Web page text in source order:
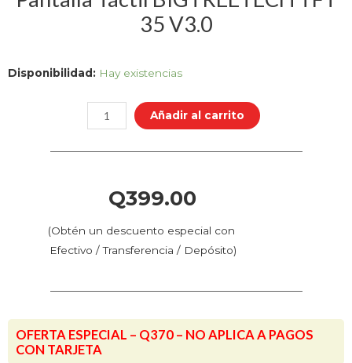
35 V3.0
Disponibilidad: Hay existencias
Pantalla
BIGTREETECH
TFT
35
cantidad
Añadir al carrito
Q399.00
(Obtén un descuento especial con
Efectivo / Transferencia / Depósito)
OFERTA ESPECIAL – Q370 – NO APLICA A PAGOS
CON TARJETA